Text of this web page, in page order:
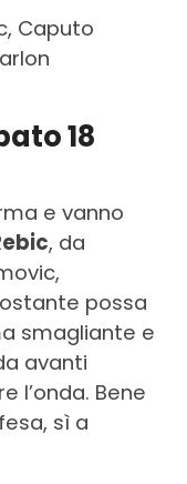
Caputo
18
e vanno
, da
possa
smagliante e
avanti
l’onda. Bene
sì a